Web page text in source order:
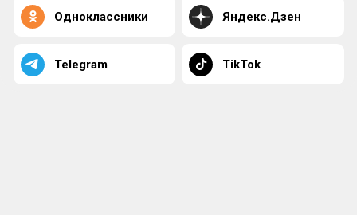
Одноклассники Яндекс.Дзен
Telegram TikTok